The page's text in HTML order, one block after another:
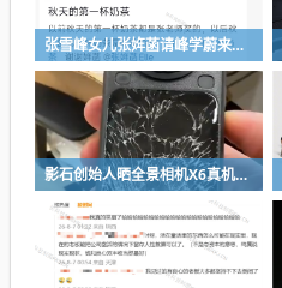
张雪峰女儿张姩菡请峰学蔚来员工喝立秋奶茶 往年都是张雪峰买单
影石创始人晒全景相机X6真机：硬扛一颗子弹没穿透